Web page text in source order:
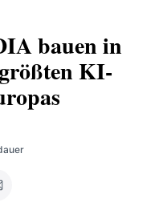
bauen in
KI-